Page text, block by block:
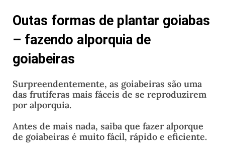
Outas formas de plantar goiabas
– fazendo alporquia de
goiabeiras
Surpreendentemente, as goiabeiras são uma
das frutíferas mais fáceis de se reproduzirem
por alporquia.
Antes de mais nada, saiba que fazer alporque
de goiabeiras é muito fácil, rápido e eficiente.